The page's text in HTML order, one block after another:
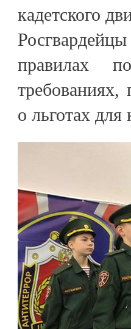
кадетского
правилах
о льготах для